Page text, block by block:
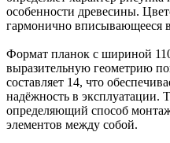
особенности древесины.
гармонично вписывающееся
Формат планок с шириной
выразительную геометрию
составляет 14, что
надёжность в
определяющий способ
элементов между собой.